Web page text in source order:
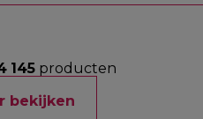
145producten
bekijken